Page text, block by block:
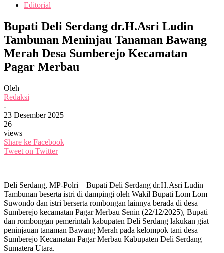
Editorial
Bupati Deli Serdang dr.H.Asri Ludin
Tambunan Meninjau Tanaman Bawang
Merah Desa Sumberejo Kecamatan
Pagar Merbau
Oleh
Redaksi
-
23 Desember 2025
26
views
Share ke Facebook
Tweet on Twitter
Deli Serdang, MP-Polri – Bupati Deli Serdang dr.H.Asri Ludin
Tambunan beserta istri di dampingi oleh Wakil Bupati Lom Lom
Suwondo dan istri berserta rombongan lainnya berada di desa
Sumberejo kecamatan Pagar Merbau Senin (22/12/2025), Bupati
dan rombongan pemerintah kabupaten Deli Serdang lakukan giat
peninjauan tanaman Bawang Merah pada kelompok tani desa
Sumberejo Kecamatan Pagar Merbau Kabupaten Deli Serdang
Sumatera Utara.